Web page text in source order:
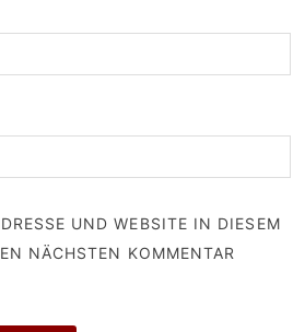
UND WEBSITE IN DIESEM
NÄCHSTEN KOMMENTAR